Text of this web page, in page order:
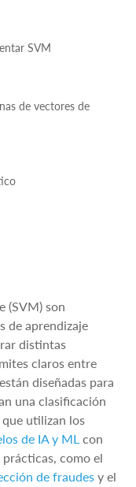
SVM
de vectores de
(SVM) son
de aprendizaje
distintas
claros entre
diseñadas para
una clasificación
que utilizan los
de IA y ML con
como el
de fraudes y el